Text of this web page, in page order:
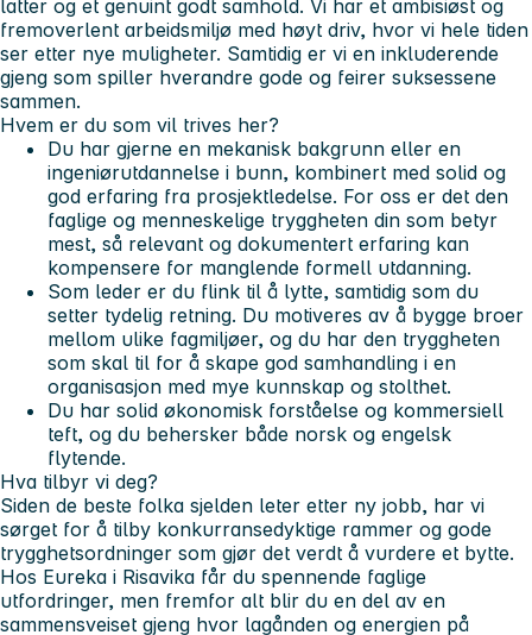
latter og et genuint godt samhold. Vi har et ambisiøst og
fremoverlent arbeidsmiljø med høyt driv, hvor vi hele tiden
ser etter nye muligheter. Samtidig er vi en inkluderende
gjeng som spiller hverandre gode og feirer suksessene
sammen.
Hvem er du som vil trives her?
Du har gjerne en mekanisk bakgrunn eller en
ingeniørutdannelse i bunn, kombinert med solid og
god erfaring fra prosjektledelse. For oss er det den
faglige og menneskelige tryggheten din som betyr
mest, så relevant og dokumentert erfaring kan
kompensere for manglende formell utdanning.
Som leder er du flink til å lytte, samtidig som du
setter tydelig retning. Du motiveres av å bygge broer
mellom ulike fagmiljøer, og du har den tryggheten
som skal til for å skape god samhandling i en
organisasjon med mye kunnskap og stolthet.
Du har solid økonomisk forståelse og kommersiell
teft, og du behersker både norsk og engelsk
flytende.
Hva tilbyr vi deg?
Siden de beste folka sjelden leter etter ny jobb, har vi
sørget for å tilby konkurransedyktige rammer og gode
trygghetsordninger som gjør det verdt å vurdere et bytte.
Hos Eureka i Risavika får du spennende faglige
utfordringer, men fremfor alt blir du en del av en
sammensveiset gjeng hvor lagånden og energien på